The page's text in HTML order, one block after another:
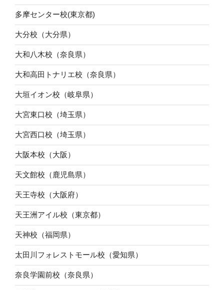
多摩センター校(東京都)
大分校（大分県）
大和八木校（奈良県）
大和高田トナリエ校（奈良県）
大垣イオン校（岐阜県）
大宮東口校（埼玉県）
大宮西口校（埼玉県）
大阪本校（大阪）
天文館校（鹿児島県）
天王寺校（大阪府）
天王洲アイル校（東京都）
天神校（福岡県）
太田川フォレストモール校（愛知県）
奈良学園前校（奈良県）